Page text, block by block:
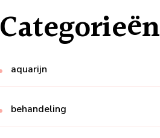
Categorieën
aquarijn
behandeling